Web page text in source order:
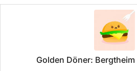
Golden Döner: